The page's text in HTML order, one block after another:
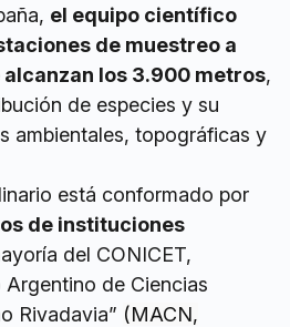
el equipo científico
de muestreo a
los 3.900 metros,
de especies y su
ambientales, topográficas y
está conformado por
de instituciones
del CONICET,
de Ciencias
Rivadavia” (MACN,